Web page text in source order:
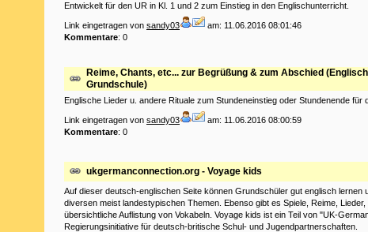
Entwickelt für den UR in Kl. 1 und 2 zum Einstieg in den Englischunterricht.
Link eingetragen von sandy03
am: 11.06.2016 08:01:46
Kommentare: 0
Reime, Chants, etc... zur Begrüßung & zum Abschied
Grundschule)
Englische Lieder u. andere Rituale zum Stundeneinstieg oder Stundenende für
Link eingetragen von sandy03
am: 11.06.2016 08:00:59
Kommentare: 0
ukgermanconnection.org - Voyage kids
Auf dieser deutsch-englischen Seite können Grundschüler gut englisch lernen
diversen meist landestypischen Themen. Ebenso gibt es Spiele, Reime,
übersichtliche Auflistung von Vokabeln. Voyage kids ist ein Teil von "UK-
Regierungsinitiative für deutsch-britische Schul- und Jugendpartnerschaften.